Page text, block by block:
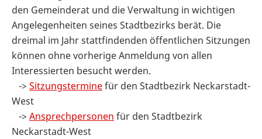
den Gemeinderat und die Verwaltung in wichtigen
Angelegenheiten seines Stadtbezirks berät. Die
dreimal im Jahr stattfindenden öffentlichen Sitzungen
können ohne vorherige Anmeldung von allen
Interessierten besucht werden.
-> Sitzungsterminefür den Stadtbezirk Neckarstadt-
West
-> Ansprechpersonen für den Stadtbezirk
Neckarstadt-West